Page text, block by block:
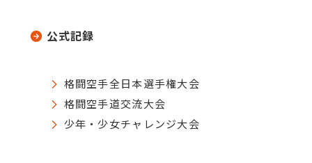
公式記録
格闘空手全日本選手権大会
格闘空手道交流大会
少年・少女チャレンジ大会